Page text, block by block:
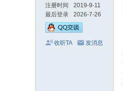
注册时间
2019-9-11
最后登录
2026-7-26
收听TA 发消息